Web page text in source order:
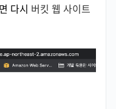
다시 버킷 웹 사이트